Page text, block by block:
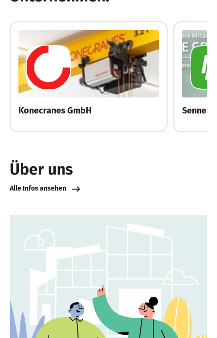
Konecranes GmbH
Über uns
Alle Infos ansehen